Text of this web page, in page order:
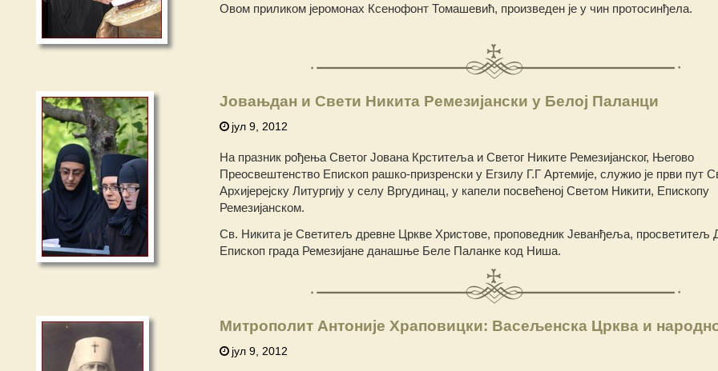
Овом приликом јеромонах Ксенофонт Томашевић, произведен је у чин протосинђела.
Јовањдан и Свети Никита Ремезијански у Белој Паланци
јул 9, 2012
На празник рођења Светог Јована Крститеља и Светог Никите Ремезијанског, Његово
Преосвештенство Епископ рашко-призренски у Егзилу Г.Г Артемије, служио је први пут
Архијерејску Литургију у селу Вргудинац, у капели посвећеној Светом Никити, Епископу
Ремезијанском.
Св. Никита је Светитељ древне Цркве Христове, проповедник Јеванђеља, просветитељ
Епископ града Ремезијане данашње Беле Паланке код Ниша.
Митрополит Антоније Храповицки: Васељенска Црква и
јул 9, 2012